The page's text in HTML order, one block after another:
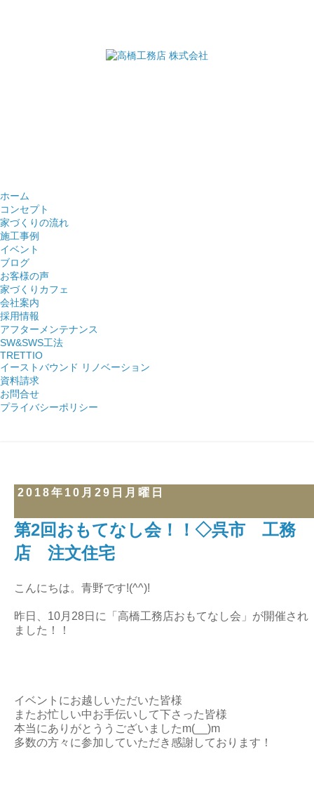
ホーム
コンセプト
家づくりの流れ
施工事例
イベント
ブログ
お客様の声
家づくりカフェ
会社案内
採用情報
アフターメンテナンス
SW&SWS工法
TRETTIO
イーストバウンド リノベーション
資料請求
お問合せ
プライバシーポリシー
2018年10月29日月曜日
第2回おもてなし会！！◇呉市 工務
店 注文住宅
こんにちは。青野です!(^^)!
昨日、10月28日に「高橋工務店おもてなし会」が開催され
ました！！
イベントにお越しいただいた皆様
またお忙しい中お手伝いして下さった皆様
本当にありがとううございましたm(__)m
多数の方々に参加していただき感謝しております！